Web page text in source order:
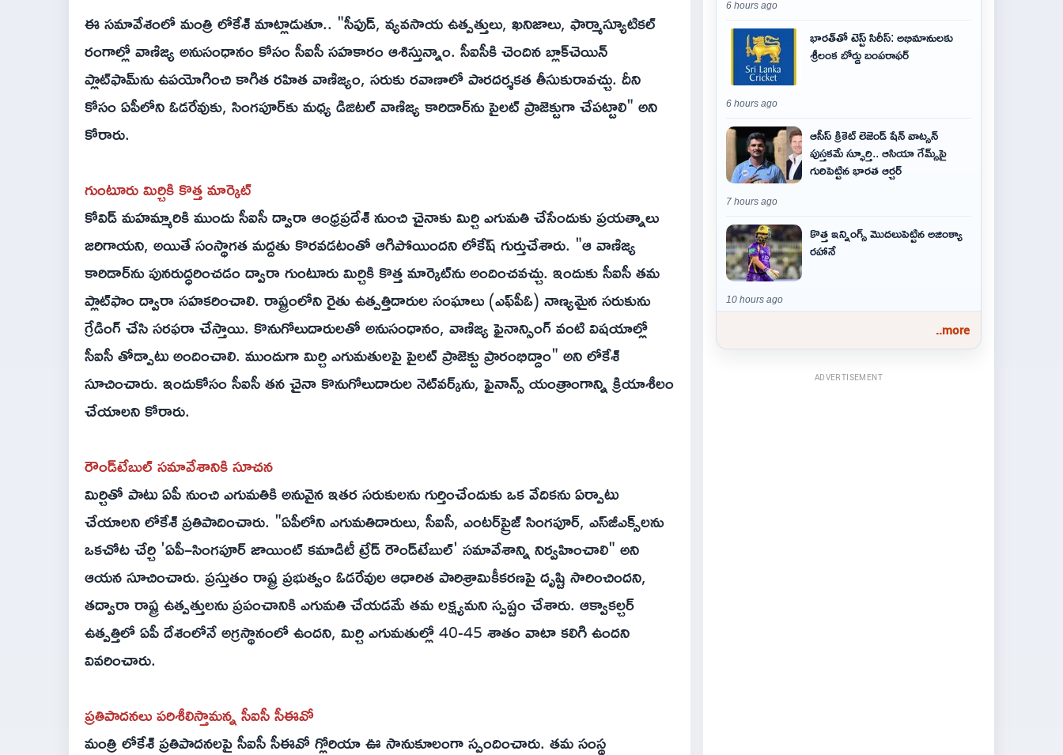
ఈ సమావేశంలో మంత్రి లోకేశ్‌ మాట్లాడుతూ.. "సీఫుడ్, వ్యవసాయ ఉత్పత్తులు, ఖనిజాలు, ఫార్మాస్యూటికల్
రంగాల్లో వాణిజ్య అనుసంధానం కోసం సీఐసీ సహకారం ఆశిస్తున్నాం. సీఐసీకి చెందిన బ్లాక్‌చెయిన్
ప్లాట్‌ఫామ్‌ను ఉపయోగించి కాగిత రహిత వాణిజ్యం, సరుకు రవాణాలో పారదర్శకత తీసుకురావచ్చు. దీని
కోసం ఏపీలోని ఓడరేవుకు, సింగపూర్‌కు మధ్య డిజిటల్ వాణిజ్య కారిడార్‌ను పైలట్ ప్రాజెక్టుగా చేపట్టాలి" అని
కోరారు.
గుంటూరు మిర్చికి కొత్త మార్కెట్
కోవిడ్ మహమ్మారికి ముందు సీఐసీ ద్వారా ఆంధ్రప్రదేశ్ నుంచి చైనాకు మిర్చి ఎగుమతి చేసేందుకు ప్రయత్నాలు
జరిగాయని, అయితే సంస్థాగత మద్దతు కొరవడటంతో ఆగిపోయిందని లోకేష్ గుర్తుచేశారు. "ఆ వాణిజ్య
కారిడార్‌ను పునరుద్ధరించడం ద్వారా గుంటూరు మిర్చికి కొత్త మార్కెట్‌ను అందించవచ్చు. ఇందుకు సీఐసీ తమ
ప్లాట్‌ఫాం ద్వారా సహకరించాలి. రాష్ట్రంలోని రైతు ఉత్పత్తిదారుల సంఘాలు (ఎఫ్‌పీఓ) నాణ్యమైన సరుకును
గ్రేడింగ్ చేసి సరఫరా చేస్తాయి. కొనుగోలుదారులతో అనుసంధానం, వాణిజ్య ఫైనాన్సింగ్ వంటి విషయాల్లో
సీఐసీ తోడ్పాటు అందించాలి. ముందుగా మిర్చి ఎగుమతులపై పైలట్ ప్రాజెక్టు ప్రారంభిద్దాం" అని లోకేశ్‌
సూచించారు. ఇందుకోసం సీఐసీ తన చైనా కొనుగోలుదారుల నెట్‌వర్క్‌ను, ఫైనాన్స్ యంత్రాంగాన్ని క్రియాశీలం
చేయాలని కోరారు.
రౌండ్‌టేబుల్ సమావేశానికి సూచన
మిర్చితో పాటు ఏపీ నుంచి ఎగుమతికి అనువైన ఇతర సరుకులను గుర్తించేందుకు ఒక వేదికను ఏర్పాటు
చేయాలని లోకేశ్‌ ప్రతిపాదించారు. "ఏపీలోని ఎగుమతిదారులు, సీఐసీ, ఎంటర్‌ప్రైజ్ సింగపూర్, ఎస్‌జీఎక్స్‌లను
ఒకచోట చేర్చి 'ఏపీ–సింగపూర్ జాయింట్ కమాడిటీ ట్రేడ్ రౌండ్‌టేబుల్' సమావేశాన్ని నిర్వహించాలి" అని
ఆయన సూచించారు. ప్రస్తుతం రాష్ట్ర ప్రభుత్వం ఓడరేవుల ఆధారిత పారిశ్రామికీకరణపై దృష్టి సారించిందని,
తద్వారా రాష్ట్ర ఉత్పత్తులను ప్రపంచానికి ఎగుమతి చేయడమే తమ లక్ష్యమని స్పష్టం చేశారు. ఆక్వాకల్చర్
ఉత్పత్తిలో ఏపీ దేశంలోనే అగ్రస్థానంలో ఉందని, మిర్చి ఎగుమతుల్లో 40-45 శాతం వాటా కలిగి ఉందని
వివరించారు.
ప్రతిపాదనలు పరిశీలిస్తామన్న సీఐసీ సీఈవో
మంత్రి లోకేశ్‌ ప్రతిపాదనలపై సీఐసీ సీఈవో గ్లోరియా ఊ సానుకూలంగా స్పందించారు. తమ సంస్థ
6 hours ago
భారత్‌తో టెస్ట్ సిరీస్: అభిమానులకు
శ్రీలంక బోర్డు బంపరాఫర్
6 hours ago
ఆసీస్ క్రికెట్ లెజెండ్ షేన్ వాట్సన్
పుస్తకమే స్ఫూర్తి.. ఆసియా గేమ్స్‌పై
గురిపెట్టిన భారత ఆర్చర్
7 hours ago
కొత్త ఇన్నింగ్స్ మొదలుపెట్టిన అజింక్యా
రహానే
10 hours ago
..more
ADVERTISEMENT